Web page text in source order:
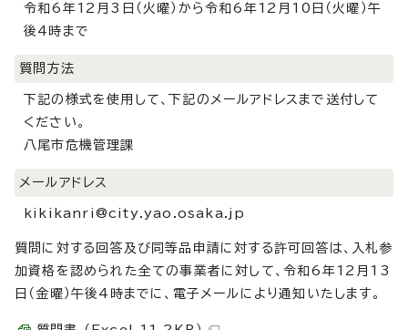
令和6年12月3日（火曜）から令和6年12月10日（火曜）午
後4時まで
質問方法
下記の様式を使用して、下記のメールアドレスまで送付して
ください。
八尾市危機管理課
メールアドレス
kikikanri@city.yao.osaka.jp
質問に対する回答及び同等品申請に対する許可回答は、入札参
加資格を認められた全ての事業者に対して、令和6年12月13
日（金曜）午後4時までに、電子メールにより通知いたします。